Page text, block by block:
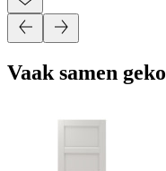
Vaak samen